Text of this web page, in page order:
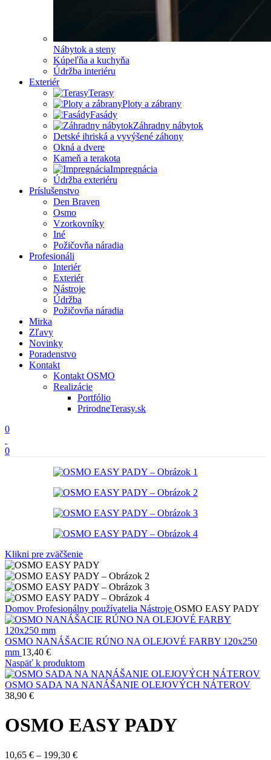
Nábytok a steny
Kúpeľňa a kuchyňa
Údržba interiéru
Exteriér
Terasy
Ploty a zábrany
Fasády
Záhradny nábytok
Detské ihriská a vyvýšené záhony
Okná a dvere
Kameň a terakota
Impregnácia
Údržba exteriéru
Príslušenstvo
Den Braven
Osmo
Vzorkovníky
Iné
Požičovňa náradia
Profesionáli
Interiér
Exteriér
Nástroje
Údržba
Požičovňa náradia
Mirka
Zľavy
Novinky
Poradenstvo
Kontakt
Kontakt OSMO
Realizácie
Portfólio
PrirodneTerasy.sk
0
0
Klikni pre zväčšenie
Domov Profesionálny používatelia Nástroje OSMO EASY PADY
OSMO NANÁŠACIE RÚNO NA OLEJOVÉ FARBY 120x250
mm 13,40 €
Naspäť k produktom
OSMO SADA NA NANÁŠANIE OLEJOVÝCH NÁTEROV
38,90 €
OSMO EASY PADY
10,65 € – 199,30 €Price